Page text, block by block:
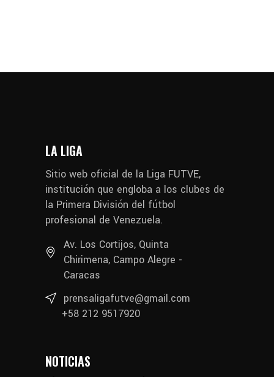
LA LIGA
Sitio web oficial de la Liga FUTVE,
institución que engloba a los clubes de
la Primera División del fútbol
profesional de Venezuela.
Av. Los Cortijos, Quinta
Chirimena, Campo Alegre -
Caracas
prensaligafutve@gmail.com
+58 212 9517920
NOTICIAS